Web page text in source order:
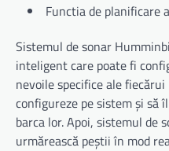
Functia de planificare
Sistemul de sonar
inteligent care poate fi
nevoile specifice ale
configureze pe sistem și să
barca lor. Apoi, sistemul de
urmărească peștii în mod